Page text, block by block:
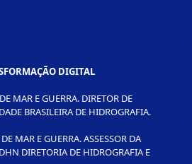
DIGITAL
MAR E GUERRA. DIRETOR DE
BRASILEIRA DE HIDROGRAFIA.
MAR E GUERRA. ASSESSOR DA
DIRETORIA DE HIDROGRAFIA E